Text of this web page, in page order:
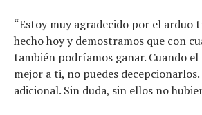
“Estoy muy agradecido por el arduo
hecho hoy y demostramos que con
también podríamos ganar. Cuando
mejor a ti, no puedes
adicional. Sin duda, sin ellos no